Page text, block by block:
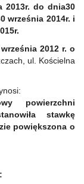
2013r. do dnia30
września 2014r. i
września 2012 r. o
ul. Kościelna
powierzchni
stawkę
powiększona o